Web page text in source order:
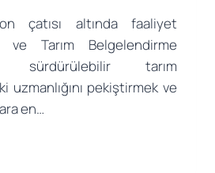
çatısı altında faaliyet
ve Tarım Belgelendirme
sürdürülebilir tarım
uzmanlığını pekiştirmek ve
en…